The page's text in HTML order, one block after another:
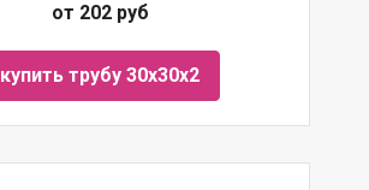
от 202 руб
купить трубу 30х30х2